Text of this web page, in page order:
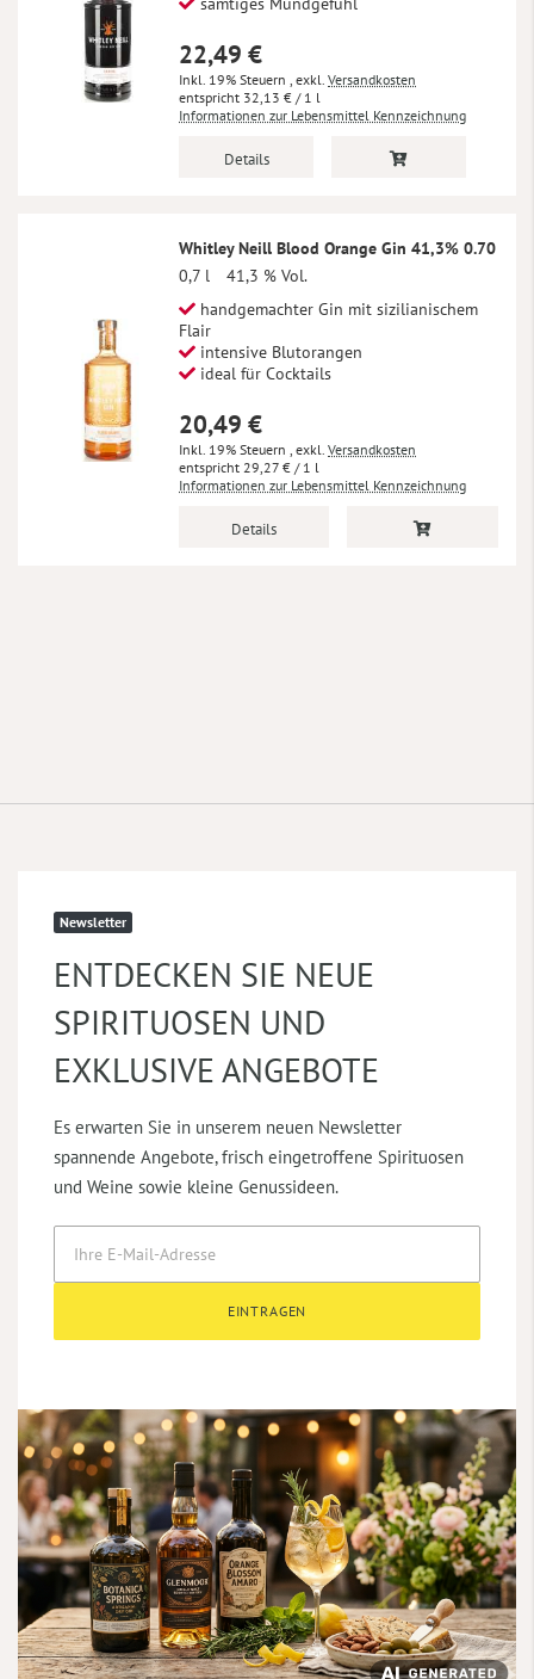
22,49 €
Inkl. 19% Steuern , exkl. Versandkosten
32,13 € / 1 l
Informationen zur Lebensmittel Kennzeichnung
Details
Whitley Neill Blood Orange Gin 41,3% 0.70
0,7 l
41,3 % Vol.
handgemachter Gin mit sizilianischem
Flair
intensive Blutorangen
ideal für Cocktails
20,49 €
Inkl. 19% Steuern , exkl. Versandkosten
29,27 € / 1 l
Informationen zur Lebensmittel Kennzeichnung
Details
Newsletter
ENTDECKEN SIE NEUE
SPIRITUOSEN UND
EXKLUSIVE ANGEBOTE
Es erwarten Sie in unserem neuen Newsletter
spannende Angebote, frisch eingetroffene Spirituosen
und Weine sowie kleine Genussideen.
EINTRAGEN